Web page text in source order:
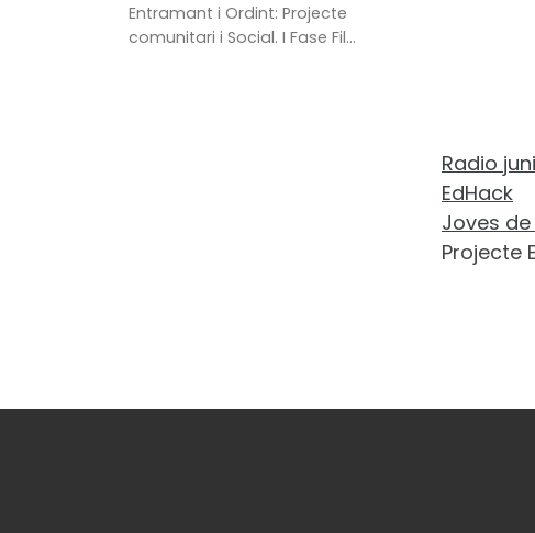
Radio
EdHack
Joves de
Projecte
Entramant i Ordint: Projecte
comunitari i Social. I Fase Fil